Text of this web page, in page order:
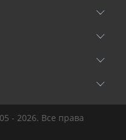
- 2026. Все права